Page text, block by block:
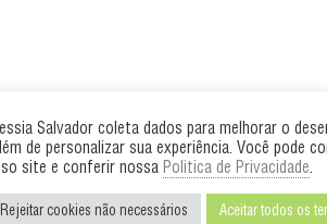
Salvador coleta dados para melhorar o
de personalizar sua experiência. Você pode
site e conferir nossa Politica de Privacidade.
Rejeitar cookies não necessários Aceitar todos os